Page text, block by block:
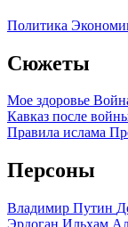
Политика
Сюжеты
Мое здоровье
Кавказ после
Правила ислама
Персоны
Владимир Путин